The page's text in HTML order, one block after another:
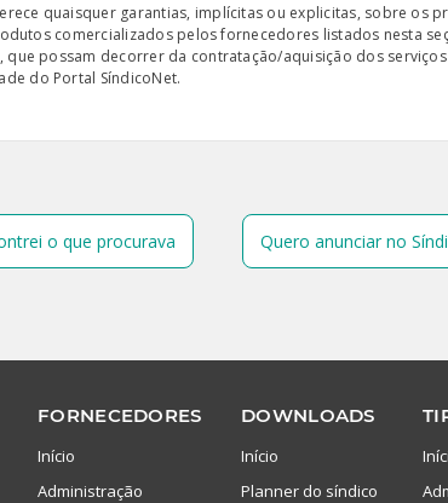
quaisquer garantias, implícitas ou explicitas, sobre os
comercializados pelos fornecedores listados nesta
possam decorrer da contratação/aquisição dos
do Portal SíndicoNet.
o que procurava Quero anunciar no
FORNECEDORES
Início
Administração
DOWNLOADS
Início
Planner do síndico